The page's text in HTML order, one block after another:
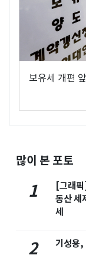
보유세 개편
많이 본 포토
1
[그래
동산 세
세
2 기성용,